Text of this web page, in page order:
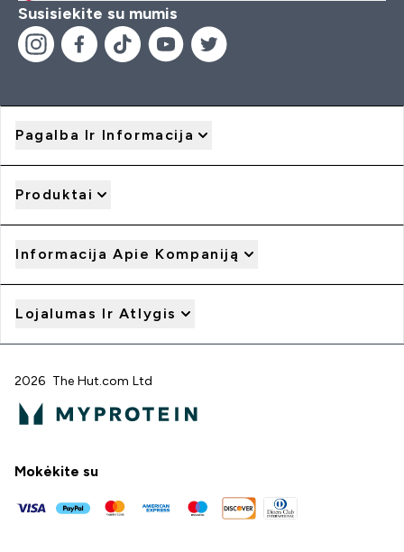
Susisiekite su mumis
Pagalba Ir Informacija
Produktai
Informacija Apie Kompaniją
Lojalumas Ir Atlygis
2026 The Hut.com Ltd
Mokėkite su